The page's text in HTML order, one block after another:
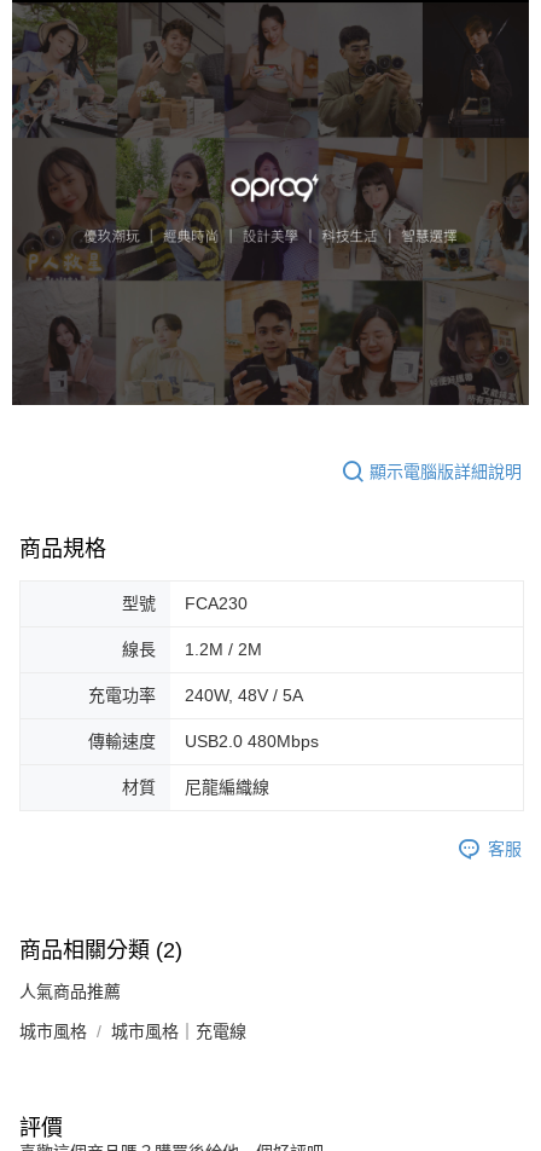
顯示電腦版詳細說明
商品規格
型號 FCA230
線長 1.2M / 2M
充電功率 240W, 48V / 5A
傳輸速度 USB2.0 480Mbps
材質 尼龍編織線
客服
商品相關分類 (2)
人氣商品推薦
城市風格 城市風格｜充電線
評價